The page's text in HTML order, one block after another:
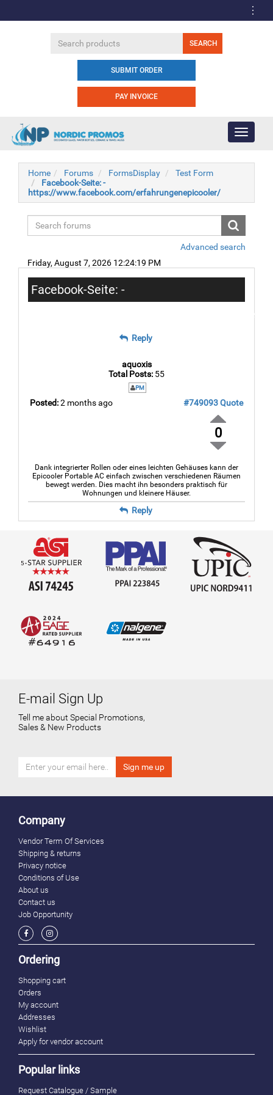
SUBMIT ORDER
PAY INVOICE
Toggle
Home Forums FormsDisplay
Test Form
Facebook-Seite: -
https://www.facebook.com/erfahrungenepicooler/
Advanced search
Friday, August 7, 2026 12:24:19 PM
Facebook-Seite: -
https://www.facebook.com/
Reply
aquoxis
Total Posts: 55
PM
Posted:2 months ago #749093Quote
0
Dank integrierter Rollen oder eines leichten Gehäuses kann der
Epicooler Portable AC einfach zwischen verschiedenen Räumen
bewegt werden. Dies macht ihn besonders praktisch für
Wohnungen und kleinere Häuser.
Reply
E-mail Sign Up
Tell me about Special Promotions,
Sales & New Products
Company
Vendor Term Of Services
Shipping & returns
Privacy notice
Conditions of Use
About us
Contact us
Job Opportunity
Ordering
Shopping cart
Orders
My account
Addresses
Wishlist
Apply for vendor account
Popular links
Request Catalogue / Sample